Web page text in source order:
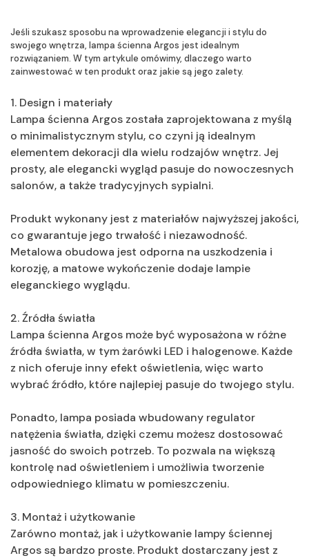
Jeśli szukasz sposobu na wprowadzenie elegancji i stylu do
swojego wnętrza, lampa ścienna Argos jest idealnym
rozwiązaniem. W tym artykule omówimy, dlaczego warto
zainwestować w ten produkt oraz jakie są jego zalety.
1. Design i materiały
Lampa ścienna Argos została zaprojektowana z myślą
o minimalistycznym stylu, co czyni ją idealnym
elementem dekoracji dla wielu rodzajów wnętrz. Jej
prosty, ale elegancki wygląd pasuje do nowoczesnych
salonów, a także tradycyjnych sypialni.
Produkt wykonany jest z materiałów najwyższej jakości,
co gwarantuje jego trwałość i niezawodność.
Metalowa obudowa jest odporna na uszkodzenia i
korozję, a matowe wykończenie dodaje lampie
eleganckiego wyglądu.
2. Źródła światła
Lampa ścienna Argos może być wyposażona w różne
źródła światła, w tym żarówki LED i halogenowe. Każde
z nich oferuje inny efekt oświetlenia, więc warto
wybrać źródło, które najlepiej pasuje do twojego stylu.
Ponadto, lampa posiada wbudowany regulator
natężenia światła, dzięki czemu możesz dostosować
jasność do swoich potrzeb. To pozwala na większą
kontrolę nad oświetleniem i umożliwia tworzenie
odpowiedniego klimatu w pomieszczeniu.
3. Montaż i użytkowanie
Zarówno montaż, jak i użytkowanie lampy ściennej
Argos są bardzo proste. Produkt dostarczany jest z